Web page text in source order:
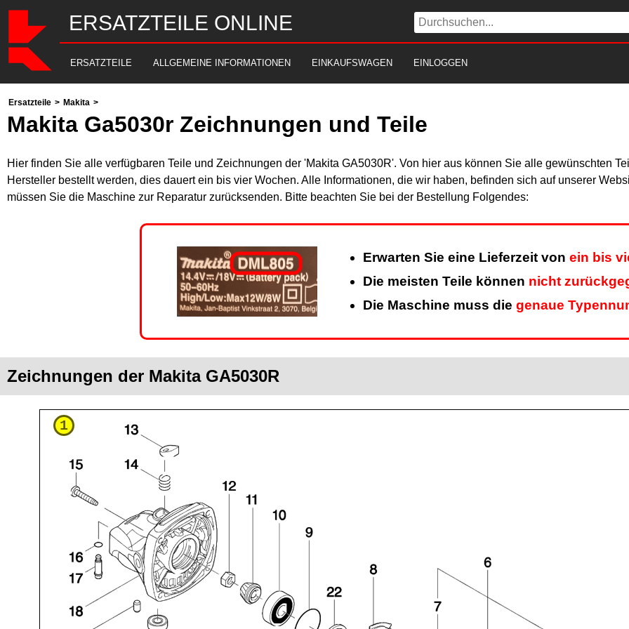
ERSATZTEILE ONLINE
ERSATZTEILE ALLGEMEINE INFORMATIONEN EINKAUFSWAGEN EINLOGGEN
Ersatzteile > Makita >
Makita Ga5030r Zeichnungen und Teile
Hier finden Sie alle verfügbaren Teile und Zeichnungen der 'Makita GA5030R'. Von hier aus können Sie alle gewünschten
Hersteller bestellt werden, dies dauert ein bis vier Wochen. Alle Informationen, die wir haben, befinden sich auf unserer
müssen Sie die Maschine zur Reparatur zurücksenden. Bitte beachten Sie bei der Bestellung Folgendes:
Erwarten Sie eine Lieferzeit von ein bis
Die meisten Teile können nicht
Die Maschine muss die genaue
Zeichnungen der Makita GA5030R
1